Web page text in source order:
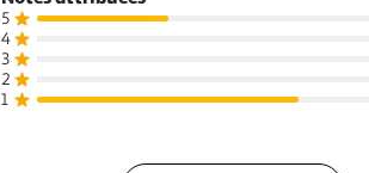
5
4
3
2
1